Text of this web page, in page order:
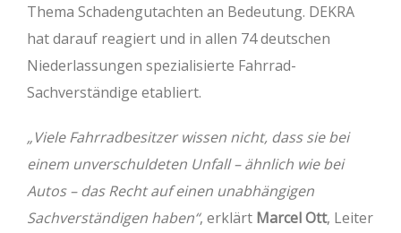
Thema Schadengutachten an Bedeutung. DEKRA
hat darauf reagiert und in allen 74 deutschen
Niederlassungen spezialisierte Fahrrad-
Sachverständige etabliert.
„Viele Fahrradbesitzer wissen nicht, dass sie bei
einem unverschuldeten Unfall – ähnlich wie bei
Autos – das Recht auf einen unabhängigen
Sachverständigen haben“, erklärt Marcel Ott, Leiter